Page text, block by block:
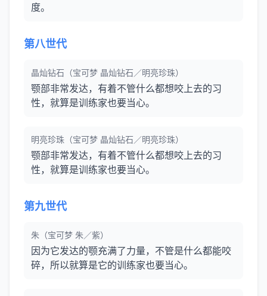
度。
第八世代
晶灿钻石（宝可梦 晶灿钻石／明亮珍珠）
颚部非常发达，有着不管什么都想咬上去的习
性，就算是训练家也要当心。
明亮珍珠（宝可梦 晶灿钻石／明亮珍珠）
颚部非常发达，有着不管什么都想咬上去的习
性，就算是训练家也要当心。
第九世代
朱（宝可梦 朱／紫）
因为它发达的颚充满了力量，不管是什么都能咬
碎，所以就算是它的训练家也要当心。